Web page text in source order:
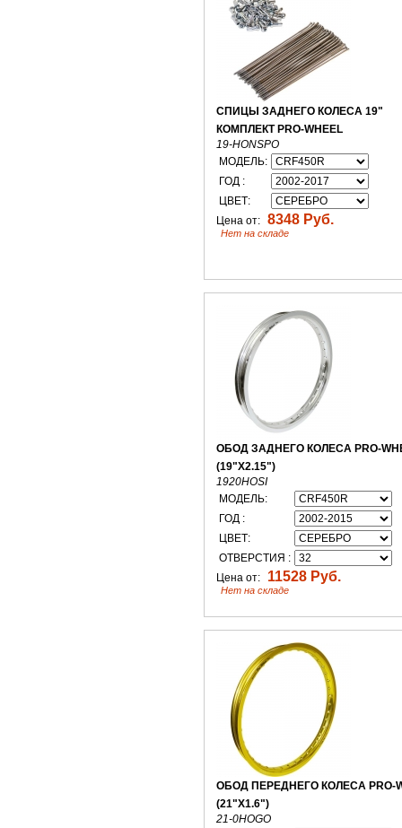
СПИЦЫ ЗАДНЕГО КОЛЕСА 19"
КОМПЛЕКТ PRO-WHEEL
19-HONSPO
МОДЕЛЬ:
ГОД :
ЦВЕТ:
Цена от: 8348 Руб.
Нет на складе
ОБОД ЗАДНЕГО КОЛЕСА PRO-
(19"X2.15")
1920HOSI
МОДЕЛЬ:
ГОД :
ЦВЕТ:
ОТВЕРСТИЯ :
Цена от:
11528 Руб.
Нет на складе
ОБОД ПЕРЕДНЕГО КОЛЕСА PRO-
(21"X1.6")
21-0HOGO